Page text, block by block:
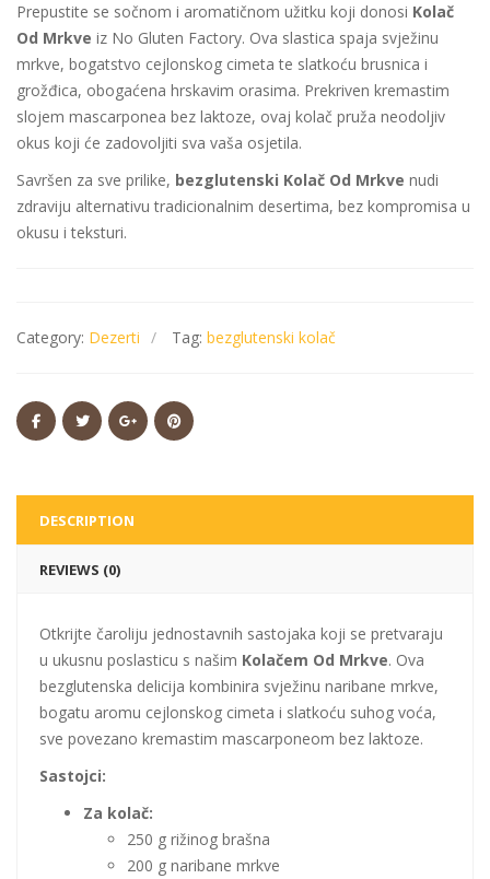
Prepustite se sočnom i aromatičnom užitku koji donosi Kolač
Od Mrkve iz No Gluten Factory. Ova slastica spaja svježinu
mrkve, bogatstvo cejlonskog cimeta te slatkoću brusnica i
grožđica, obogaćena hrskavim orasima. Prekriven kremastim
slojem mascarponea bez laktoze, ovaj kolač pruža neodoljiv
okus koji će zadovoljiti sva vaša osjetila.
Savršen za sve prilike, bezglutenski Kolač Od Mrkve nudi
zdraviju alternativu tradicionalnim desertima, bez kompromisa u
okusu i teksturi.
Category: Dezerti Tag: bezglutenski kolač
DESCRIPTION
REVIEWS (0)
Otkrijte čaroliju jednostavnih sastojaka koji se pretvaraju
u ukusnu poslasticu s našim Kolačem Od Mrkve. Ova
bezglutenska delicija kombinira svježinu naribane mrkve,
bogatu aromu cejlonskog cimeta i slatkoću suhog voća,
sve povezano kremastim mascarponeom bez laktoze.
Sastojci:
Za kolač:
250 g rižinog brašna
200 g naribane mrkve